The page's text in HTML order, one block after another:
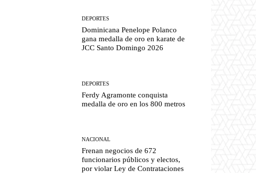
DEPORTES
Dominicana Penelope Polanco
gana medalla de oro en karate de
JCC Santo Domingo 2026
DEPORTES
Ferdy Agramonte conquista
medalla de oro en los 800 metros
NACIONAL
Frenan negocios de 672
funcionarios públicos y electos,
por violar Ley de Contrataciones